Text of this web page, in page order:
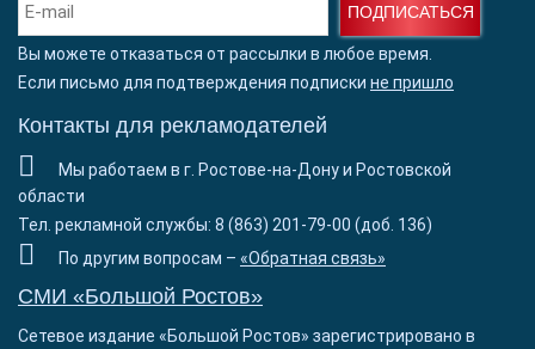
ПОДПИСАТЬСЯ
Вы можете отказаться от рассылки в любое время.
Если письмо для подтверждения подписки не пришло
Контакты для рекламодателей
Мы работаем в г. Ростове-на-Дону и Ростовской
области
Тел. рекламной службы: 8 (863) 201-79-00 (доб. 136)
По другим вопросам – «Обратная связь»
СМИ «Большой Ростов»
Сетевое издание «Большой Ростов» зарегистрировано в